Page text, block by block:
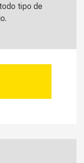
tipo de